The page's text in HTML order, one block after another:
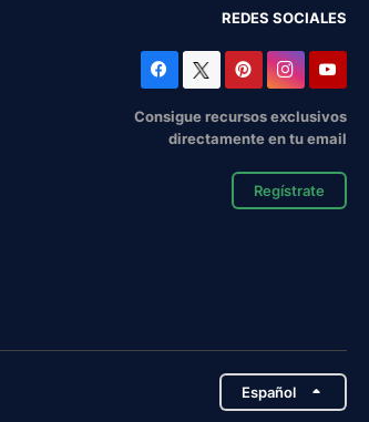
REDES SOCIALES
Consigue recursos exclusivos
directamente en tu email
Regístrate
Español